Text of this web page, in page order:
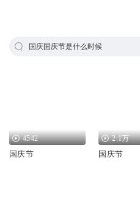
国庆国庆节是什么时候
4542
国庆节
2.1万
国庆节